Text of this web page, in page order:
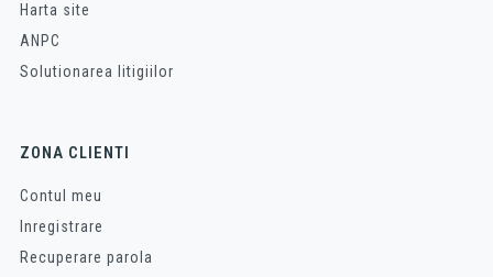
Harta site
ANPC
Solutionarea litigiilor
ZONA CLIENTI
Contul meu
Inregistrare
Recuperare parola